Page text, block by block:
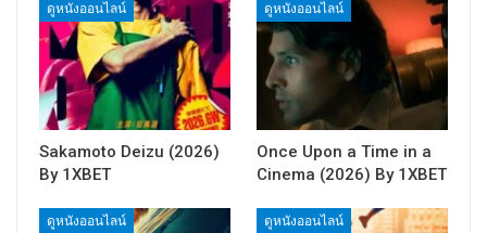
ดูหนังออนไลน์
Sakamoto Deizu (2026)
By 1XBET
ดูหนังออนไลน์
Once Upon a Time in a
Cinema (2026) By 1XBET
ดูหนังออนไลน์ ดูหนังออนไลน์